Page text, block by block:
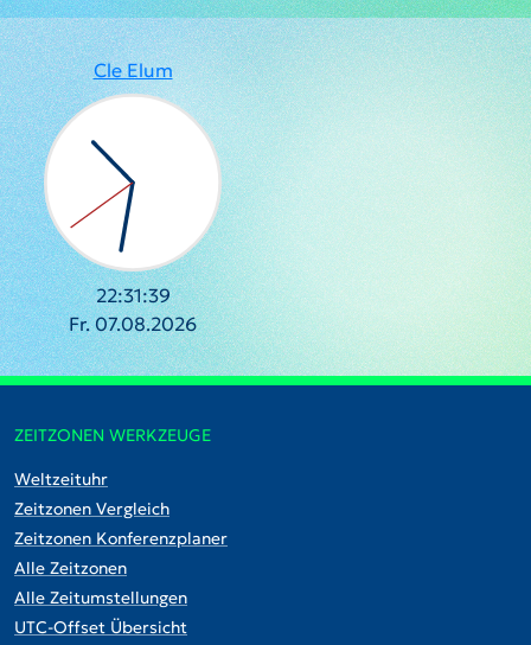
Cle Elum
22:31:39
Fr. 07.08.2026
ZEITZONEN WERKZEUGE
Weltzeituhr
Zeitzonen Vergleich
Zeitzonen Konferenzplaner
Alle Zeitzonen
Alle Zeitumstellungen
UTC-Offset Übersicht